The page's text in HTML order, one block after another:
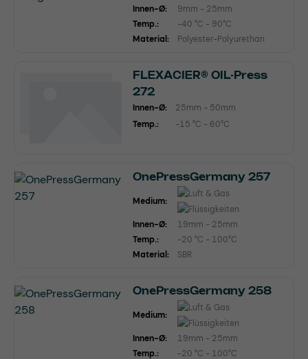
Innen-Ø:
9mm - 25mm
Temp.:
-40 °C - 90°C
Material:
Polyester-Polyurethan
FLEXACIER® OIL-Press
272
Innen-Ø:
25mm - 50mm
Temp.:
-15 °C - 60°C
OnePressGermany 257
Medium:
Innen-Ø:
19mm - 25mm
Temp.:
-20 °C - 100°C
Material:
SBR
OnePressGermany 258
Medium:
Innen-Ø:
19mm - 25mm
Temp.:
-20 °C - 100°C